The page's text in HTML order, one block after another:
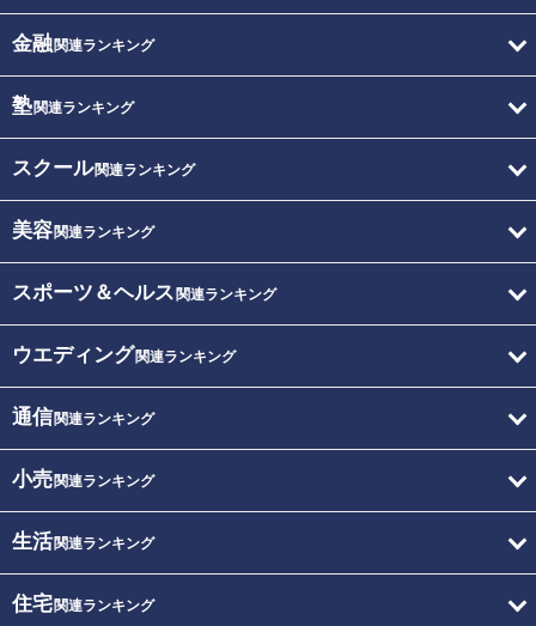
金融関連ランキング
塾関連ランキング
スクール関連ランキング
美容関連ランキング
スポーツ＆ヘルス 関連ランキング
ウエディング関連ランキング
通信関連ランキング
小売関連ランキング
生活関連ランキング
住宅関連ランキング